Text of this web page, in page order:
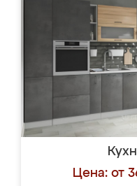
Цена: от